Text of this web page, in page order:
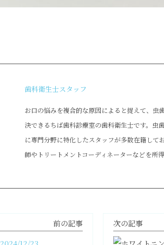
歯科衛生士スタッフ
お口の悩みを複合的な原因によると捉えて、虫
決できるちば歯科診療室の歯科衛生士です。虫
に専門分野に特化したスタッフが多数在籍して
師やトリートメントコーディネーターなどを所
前の記事
次の記事